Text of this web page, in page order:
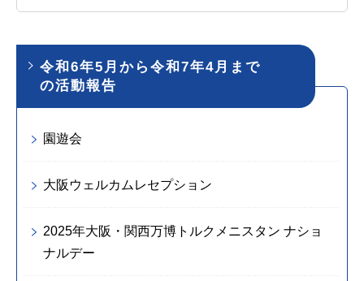
令和6年5月から令和7年4月まで
の活動報告
園遊会
大阪ウェルカムレセプション
2025年大阪・関西万博トルクメニスタン ナショ
ナルデー